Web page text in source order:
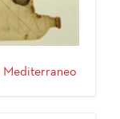
Mediterraneo